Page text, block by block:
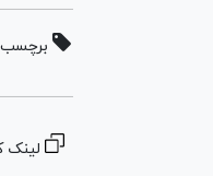
برچسب
لینک